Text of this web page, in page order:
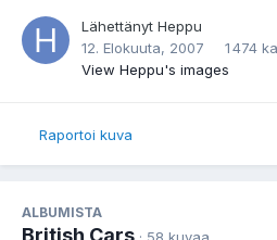
Lähettänyt Heppu
12. Elokuuta, 2007
1 474
View Heppu's images
Raportoi kuva
ALBUMISTA
British Cars